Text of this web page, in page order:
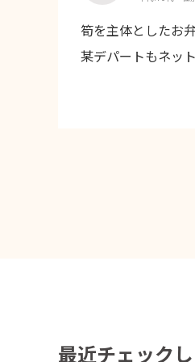
筍を主体としたお
某デパートもネッ
最近チェック